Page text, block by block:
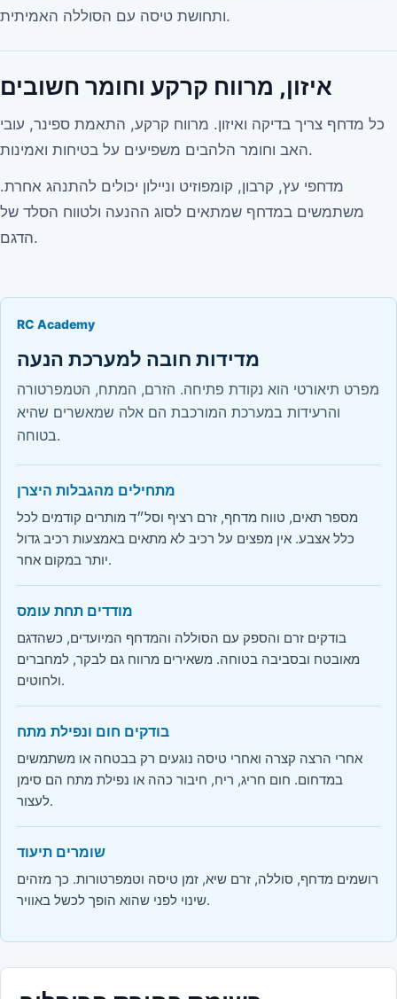
ותחושת טיסה עם הסוללה האמיתית.
איזון, מרווח קרקע וחומר חשובים
כל מדחף צריך בדיקה ואיזון. מרווח קרקע, התאמת ספינר, עובי
האב וחומר הלהבים משפיעים על בטיחות ואמינות.
מדחפי עץ, קרבון, קומפוזיט וניילון יכולים להתנהג אחרת.
משתמשים במדחף שמתאים לסוג ההנעה ולטווח הסלד של
הדגם.
RC Academy
מדידות חובה למערכת הנעה
מפרט תיאורטי הוא נקודת פתיחה. הזרם, המתח, הטמפרטורה
והרעידות במערכת המורכבת הם אלה שמאשרים שהיא
בטוחה.
מתחילים מהגבלות היצרן
מספר תאים, טווח מדחף, זרם רציף וסל״ד מותרים קודמים לכל
כלל אצבע. אין מפצים על רכיב לא מתאים באמצעות רכיב גדול
יותר במקום אחר.
מודדים תחת עומס
בודקים זרם והספק עם הסוללה והמדחף המיועדים, כשהדגם
מאובטח ובסביבה בטוחה. משאירים מרווח גם לבקר, למחברים
ולחוטים.
בודקים חום ונפילת מתח
אחרי הרצה קצרה ואחרי טיסה נוגעים רק בבטחה או משתמשים
במדחום. חום חריג, ריח, חיבור כהה או נפילת מתח הם סימן
לעצור.
שומרים תיעוד
רושמים מדחף, סוללה, זרם שיא, זמן טיסה וטמפרטורות. כך מזהים
שינוי לפני שהוא הופך לכשל באוויר.